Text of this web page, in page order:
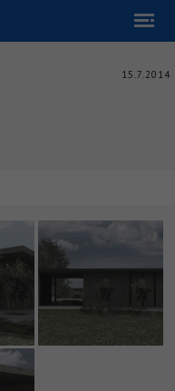
15.7.2014